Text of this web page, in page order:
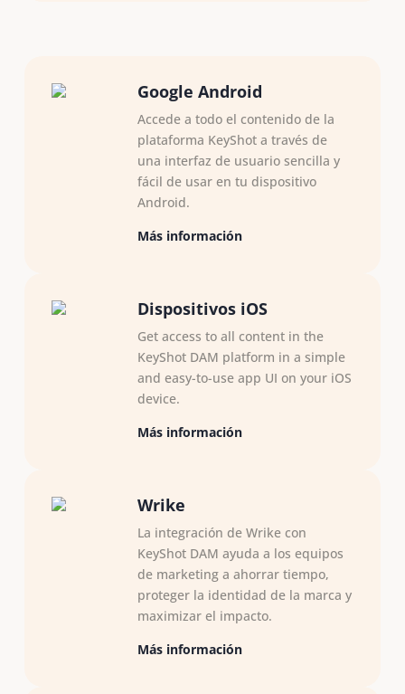
Google Android
Accede a todo el contenido de la
plataforma KeyShot a través de
una interfaz de usuario sencilla y
fácil de usar en tu dispositivo
Android.
Más información
Dispositivos iOS
Get access to all content in the
KeyShot DAM platform in a simple
and easy-to-use app UI on your iOS
device.
Más información
Wrike
La integración de Wrike con
KeyShot DAM ayuda a los equipos
de marketing a ahorrar tiempo,
proteger la identidad de la marca y
maximizar el impacto.
Más información